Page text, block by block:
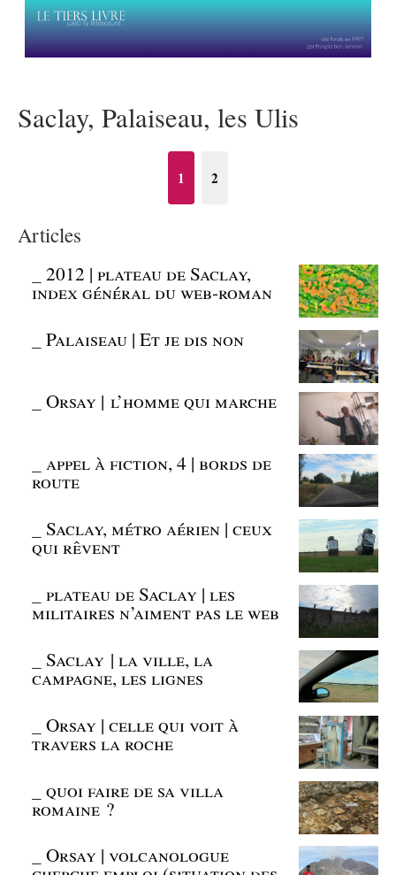
Saclay, Palaiseau, les Ulis
1 2
Articles
_2012 | plateau de Saclay,
index général du web-roman
_Palaiseau | Et je dis non
_Orsay | l’homme qui marche
_appel à fiction, 4 | bords de
route
Saclay, métro aérien | ceux
qui rêvent
_plateau de Saclay | les
militaires n’aiment pas le web
Saclay | la ville, la
campagne, les lignes
_Orsay | celle qui voit à
travers la roche
_quoi faire de sa villa
romaine ?
_Orsay | volcanologue